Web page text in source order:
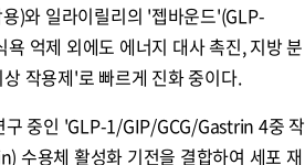
)와 일라이릴리의 '젭바운드'(GLP-
억제 외에도 에너지 대사 촉진, 지방 분
작용제'로 빠르게 진화 중이다.
구 중인 'GLP-1/GIP/GCG/Gastrin 4중 작
수용체 활성화 기전을 결합하여 세포 재